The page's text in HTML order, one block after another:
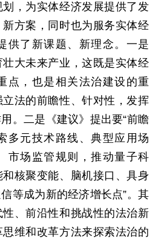
，为实体经济发展提供了发
方案，同时也为服务实体经
供了新课题、新理念。一是
壮大未来产业，这既是实体经
点，也是相关法治建设的重
法的前瞻性、针对性，发挥
。二是《建议》提出要“前瞻
多元技术路线、典型应用场
市场监管规则，推动量子科
核聚变能、脑机接口、具身
等成为新的经济增长点”。其
、前沿性和挑战性的法治新
维和改革方法来探索法治的